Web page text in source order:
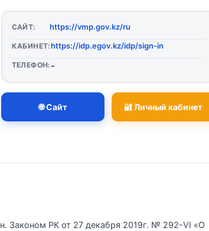
САЙТ: https://vmp.gov.kz/ru
КАБИНЕТ:https://idp.egov.kz/idp/sign-in
ТЕЛЕФОН: -
🌐 Сайт 🔐 Личный кабинет
Законом РК от 27 декабря 2019г. № 292-VI «О